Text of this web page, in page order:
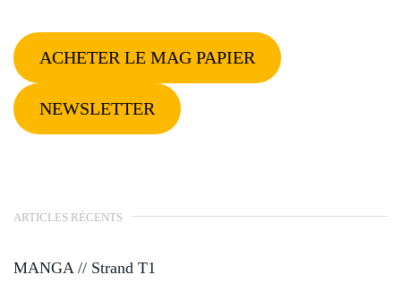
ACHETER LE MAG PAPIER
NEWSLETTER
ARTICLES RÉCENTS
MANGA // Strand T1